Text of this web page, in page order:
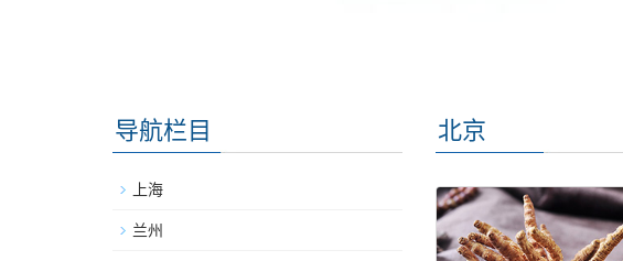
北京
导航栏目
上海
兰州